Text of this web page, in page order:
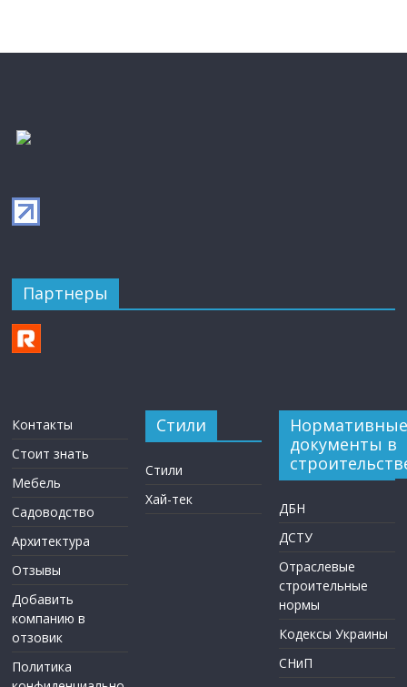
Партнеры
Контакты
Стоит знать
Мебель
Садоводство
Архитектура
Отзывы
Добавить
компанию в
отзовик
Политика
Стили
Стили
Хай-тек
Нормативные
документы в
ДБН
ДСТУ
Отраслевые
строительные
нормы
Кодексы Украины
СНиП